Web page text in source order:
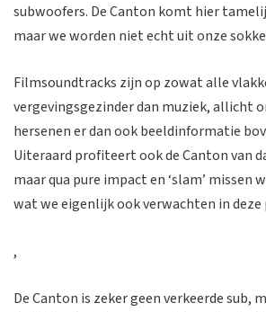
subwoofers. De Canton komt hier
maar we worden niet echt uit onze
Filmsoundtracks zijn op zowat alle
vergevingsgezinder dan muziek, allicht
hersenen er dan ook beeldinformatie
Uiteraard profiteert ook de Canton van
maar qua pure impact en ‘slam’ missen
wat we eigenlijk ook verwachten in deze
,
De Canton is zeker geen verkeerde sub,